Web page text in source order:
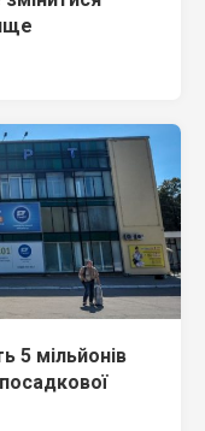
5 мільйонів